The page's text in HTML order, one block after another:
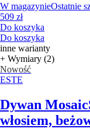
W magazynieOstatnie
509 zł
Do koszyka
Do koszyka
inne warianty
+ Wymiary (2)
Nowość
ESTE
Dywan Mosaic
włosiem,